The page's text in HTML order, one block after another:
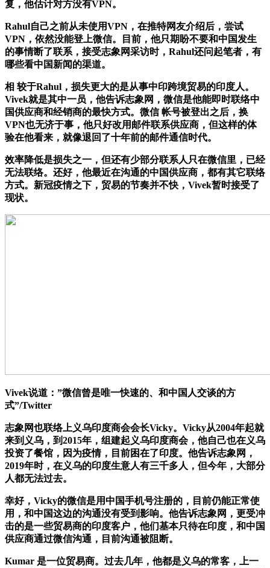
复，他估计对方没有VPN。
Rahul自己之前从未使用VPN，在推特网友介绍后，尝试
VPN，依然没能登上微信。目前，他只期盼不要和中国发生
的事情断了联系，接受志象网采访时，Rahul还问起笔者，有
哪些看中国新闻的渠道。
相 较于Rahul，损失更大的是从事中印跨境贸易的印度人。
Vivek就是其中一员，他告诉志象网，微信是他能即时联络中
国供应商和经销商的最快方式。微信 帐号被登出之后，换
VPN也无济于事，他只好改用邮件联系供应商，但这样的体
验在他看来，就像退回了十年前的邮件通信时代。
效率降低是损失之一，但还有少部分联系人只在微信里，已经
无法联络。还好，他最近在沟通的中国供应商，都有其它联络
方式。新冠疫情之下，贸易的节奏并不快，Vivek暂时接受了
现状。
Vivek说道：”微信曾是唯一快速的、和中国人交谈的方
式”/Twitter
志象网也联络上义乌印度商会会长Vicky。Vicky从2004年起就
来到义乌，到2015年，组建起义乌印度商会，他自己也在义乌
投资了餐馆，因为疫情，目前困在了印度。他告诉志象网，
2019年时，在义乌的印度生意人有三千多人，但今年，大部分
人都无法过去。
幸好，Vicky的微信是用中国手机号注册的，目前仍能正常使
用，和中国这边的沟通没有受到影响。他告诉志象网，更受冲
击的是一些贸易商的印度客户，他们基本只待在印度，和中国
供应商通过微信沟通，目前沟通被阻断。
Kumar 是一位贸易商。过去几年，他都是义乌的常客，上一